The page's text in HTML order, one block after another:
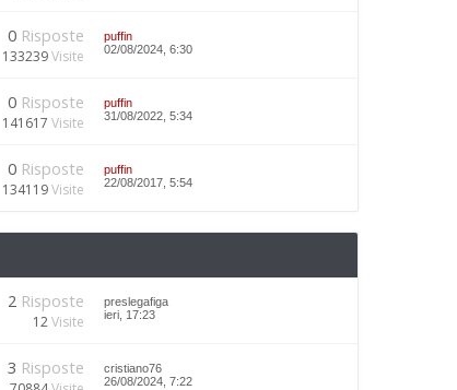
0 Risposte
133239Visite
puffin
02/08/2024, 6:30
0 Risposte
141617 Visite
puffin
31/08/2022, 5:34
0 Risposte
134119Visite
puffin
22/08/2017, 5:54
2 Risposte
12Visite
preslegafiga
ieri, 17:23
3 Risposte
cristiano76
26/08/2024, 7:22